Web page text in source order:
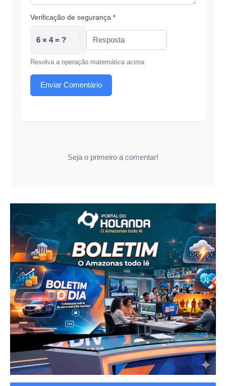
Verificação de segurança *
6 × 4 = ?
Resolva a operação matemática acima
Enviar Comentário
Seja o primeiro a comentar!